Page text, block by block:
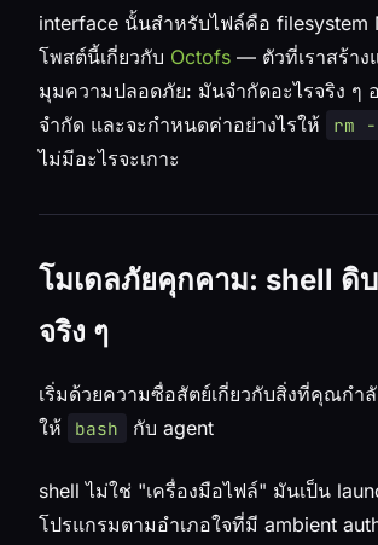
interface นั้นสำหรับไฟล์คือ filesystem
โพสต์นี้เกี่ยวกับ Octofs — ตัวที่เราสร้า
มุมความปลอดภัย: มันจำกัดอะไรจริง ๆ
จำกัด และจะกำหนดค่าอย่างไรให้
rm
ไม่มีอะไรจะเกาะ
โมเดลภัยคุกคาม: shell ดิ
จริง ๆ
เริ่มด้วยความซื่อสัตย์เกี่ยวกับสิ่งที่คุณกำ
ให้
bash กับ agent
shell ไม่ใช่ "เครื่องมือไฟล์" มันเป็น
โปรแกรมตามอำเภอใจที่มี ambient